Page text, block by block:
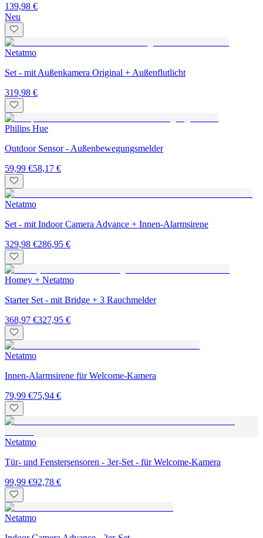
139,98 €
Neu
Netatmo
Set - mit Außenkamera Original + Außenflutlicht
319,98 €
Philips Hue
Outdoor Sensor - Außenbewegungsmelder
59,99 €58,17 €
Netatmo
Set - mit Indoor Camera Advance + Innen-Alarmsirene
329,98 €286,95 €
Homey + Netatmo
Starter Set - mit Bridge + 3 Rauchmelder
368,97 €327,95 €
Netatmo
Innen-Alarmsirene für Welcome-Kamera
79,99 €75,94 €
Netatmo
Tür- und Fenstersensoren - 3er-Set - für Welcome-Kamera
99,99 €92,78 €
Netatmo